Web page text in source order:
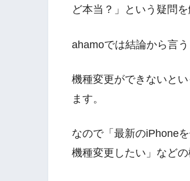
ど本当？」という疑問を
ahamoでは結論から言
機種変更ができないと
ます。
なので「最新のiPhone
機種変更したい」など